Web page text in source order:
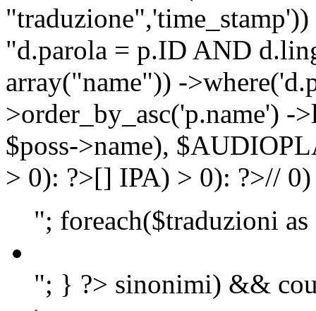
"d.parola = p.ID AND
array("name")) -
>order_by_asc('p.name')
$poss->name),
> 0): ?>[] IPA) > 0): ?>//
"; foreach($traduzioni
"; } ?> sinonimi) &&